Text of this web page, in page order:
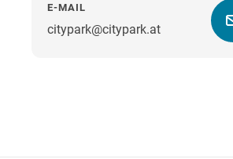
E-MAIL
citypark@citypark.at